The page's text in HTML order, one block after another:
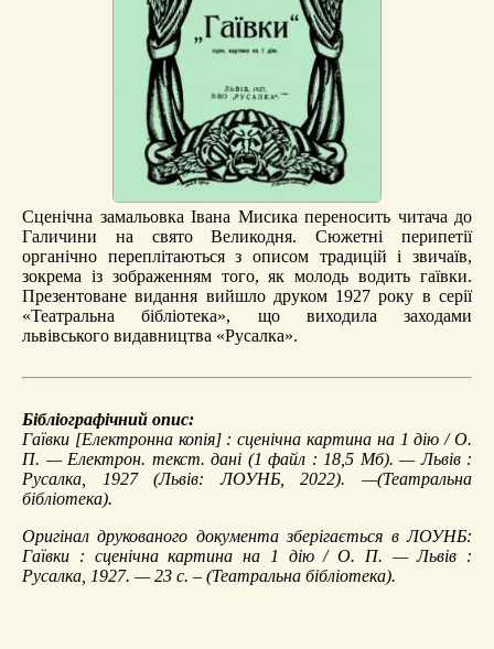
Сценічна замальовка Івана Мисика переносить читача до
Галичини на свято Великодня. Сюжетні перипетії
органічно переплітаються з описом традицій і звичаїв,
зокрема із зображенням того, як молодь водить гаївки.
Презентоване видання вийшло друком 1927 року в серії
«Театральна бібліотека», що виходила заходами
львівського видавництва «Русалка».
Бібліографічний опис:
Гаївки [Електронна копія] : сценічна картина на 1 дію / О.
П. — Електрон. текст. дані (1 файл : 18,5 Мб). — Львів :
Русалка, 1927 (Львів: ЛОУНБ, 2022). —(Театральна
бібліотека).
Оригінал друкованого документа зберігається в ЛОУНБ:
Гаївки : сценічна картина на 1 дію / О. П. — Львів :
Русалка, 1927. — 23 с. – (Театральна бібліотека).